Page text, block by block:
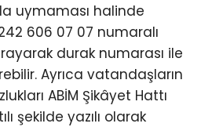
uymaması halinde
606 07 07 numaralı
durak numarası ile
Ayrıca vatandaşların
ABİM Şikâyet Hattı
şekilde yazılı olarak